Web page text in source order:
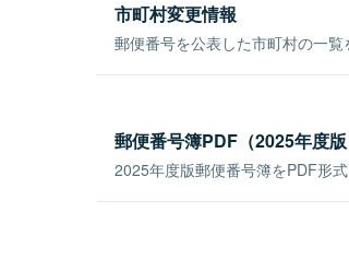
市町村変更情報
郵便番号を公表した市町村の一覧
郵便番号簿PDF（2025年度版
2025年度版郵便番号簿をPDF形